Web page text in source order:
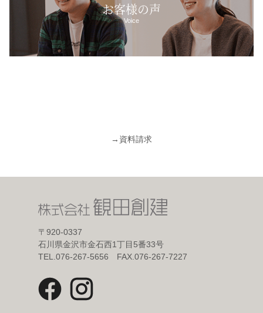
お客様の声
Voice
→ 資料請求
〒920-0337
石川県金沢市金石西1丁目5番33号
TEL.076-267-5656 FAX.076-267-7227